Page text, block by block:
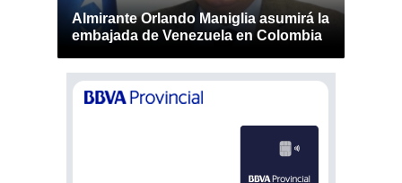
Almirante Orlando Maniglia asumirá la
embajada de Venezuela en Colombia